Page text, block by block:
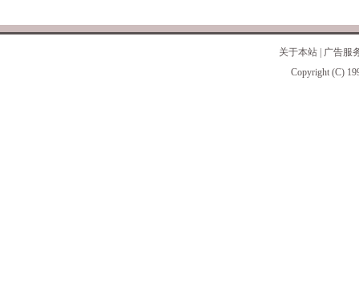
关于本站
广告服
Copyright (C)